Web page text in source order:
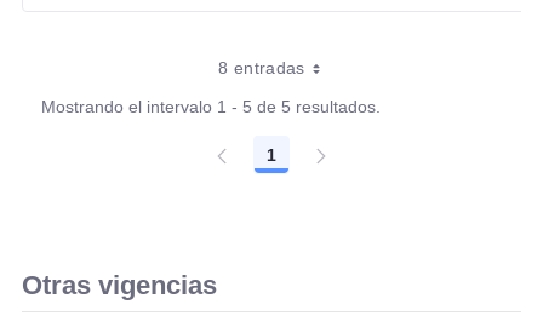
8 entradas
Mostrando el intervalo 1 - 5 de 5 resultados.
Página
1
Otras vigencias